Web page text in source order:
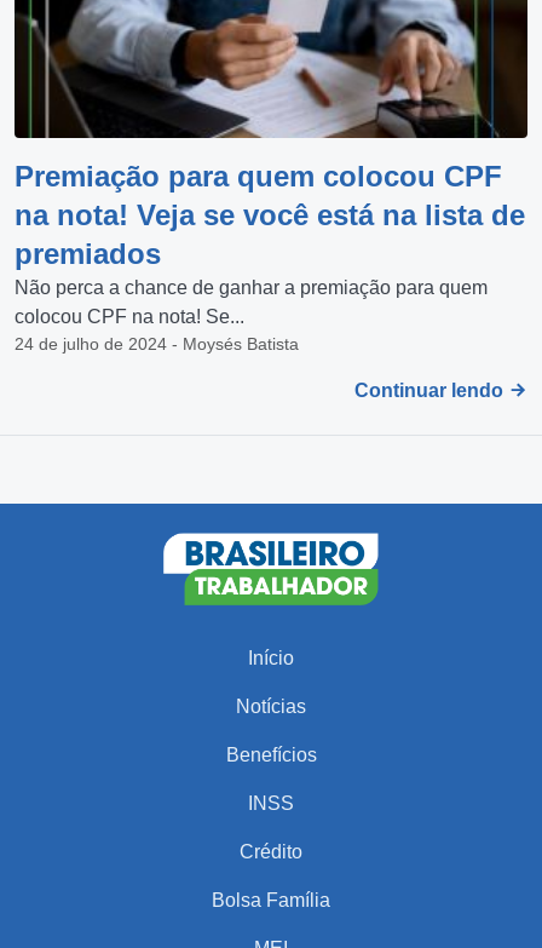
Premiação para quem colocou CPF
na nota! Veja se você está na lista de
premiados
Não perca a chance de ganhar a premiação para quem
colocou CPF na nota! Se...
24 de julho de 2024 - Moysés Batista
Continuar lendo
Início
Notícias
Benefícios
INSS
Crédito
Bolsa Família